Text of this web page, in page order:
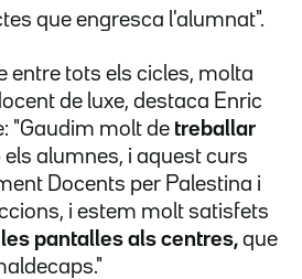
que engresca l'alumnat".
entre tots els cicles, molta
de luxe, destaca Enric
"Gaudim molt de treballar
alumnes, i aquest curs
Docents per Palestina i
i estem molt satisfets
pantalles als centres, que